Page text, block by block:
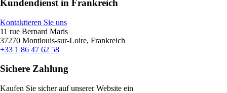
Kundendienst in Frankreich
Kontaktieren Sie uns
11 rue Bernard Maris
37270 Montlouis-sur-Loire, Frankreich
+33 1 86 47 62 58
Sichere Zahlung
Kaufen Sie sicher auf unserer Website ein